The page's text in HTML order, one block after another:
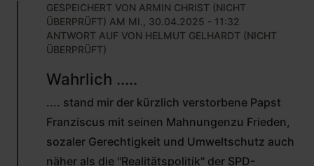
GESPEICHERT VON ARMIN CHRIST (NICHT
ÜBERPRÜFT) AM MI., 30.04.2025 - 11:32
ANTWORT AUF VON HELMUT GELHARDT (NICHT
ÜBERPRÜFT)
Wahrlich .....
.... stand mir der kürzlich verstorbene Papst
Franziscus mit seinen Mahnungenzu Frieden,
sozaler Gerechtigkeit und Umweltschutz auch
näher als die "Realitätspolitik" der SPD-